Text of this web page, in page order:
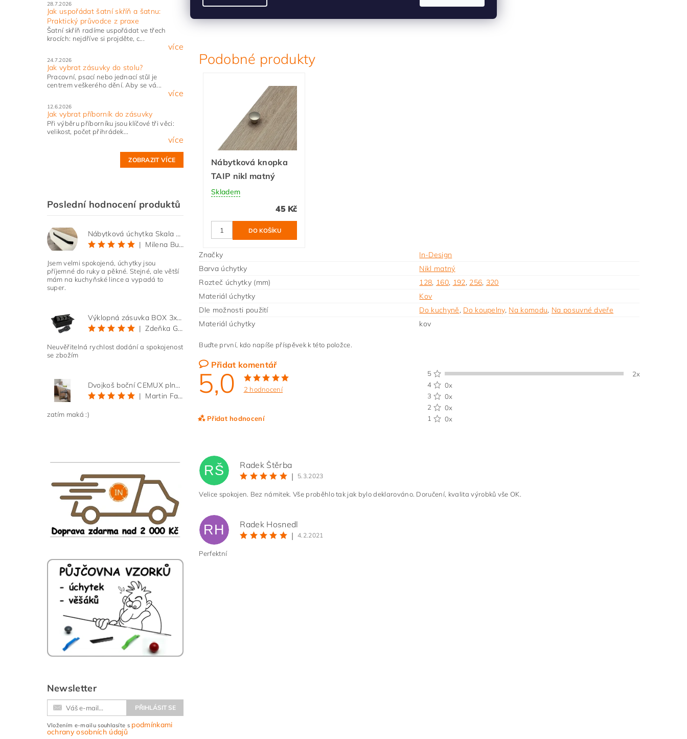
28.7.2026
Jak uspořádat šatní skříň a šatnu:
Praktický průvodce z praxe
Šatní skříň radíme uspořádat ve třech
krocích: nejdříve si projděte, c...
více
24.7.2026
Jak vybrat zásuvky do stolu?
Pracovní, psací nebo jednací stůl je
centrem veškerého dění. Aby se vá...
více
12.6.2026
Jak vybrat příborník do zásuvky
Při výběru příborníku jsou klíčové tři věci:
velikost, počet přihrádek...
více
ZOBRAZIT VÍCE
Poslední hodnocení produktů
Nábytková úchytka Skala černá matná
|
Milena Bučková
Jsem velmi spokojená, úchytky jsou
příjemné do ruky a pěkné. Stejné, ale větší
mám na kuchyňské lince a vypadá to
super.
Výklopná zásuvka BOX 3x 230V s 3m kabelem - černá
|
Zdeňka Gold
Neuvěřitelná rychlost dodání a spokojenost
se zbožím
Dvojkoš boční CEMUX plné dno 3D, s tlumením antracit 200 mm
|
Martin Faltus
zatím maká :)
Newsletter
Vložením e-mailu souhlasíte s podmínkami
ochrany osobních údajů
Podobné produkty
Nábytková knopka
TAIP nikl matný
Skladem
45 Kč
Značky
In-Design
Barva úchytky
Nikl matný
Rozteč úchytky (mm)
128, 160, 192, 256, 320
Materiál úchytky
Kov
Dle možnosti použití
Do kuchyně, Do koupelny, Na komodu, Na posuvné dveře
Materiál úchytky
kov
Buďte první, kdo napíše příspěvek k této položce.
Přidat komentář
5,0 2 hodnocení
Přidat hodnocení
5
2x
4
0x
3
0x
2
0x
1
0x
Vložením hodnocení souhlasíte s
RŠ
Radek Štěrba
|
5.3.2023
Velice spokojen. Bez námitek. Vše proběhlo tak jak bylo deklarováno. Doručení, kvalita výrobků vše OK.
RH
Radek Hosnedl
|
4.2.2021
Perfektní